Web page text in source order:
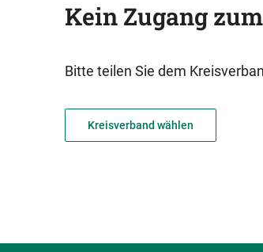
Kein Zugang
Bitte teilen Sie dem
Kreisverband wählen